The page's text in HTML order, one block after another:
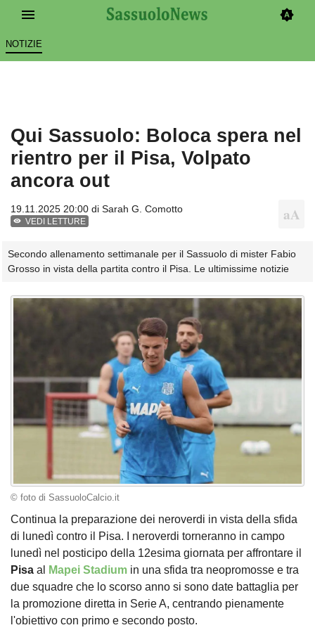
NOTIZIE
Qui Sassuolo: Boloca spera nel
rientro per il Pisa, Volpato
ancora out
19.11.2025 20:00 di Sarah G. Comotto
VEDI LETTURE
Secondo allenamento settimanale per il Sassuolo di mister Fabio
Grosso in vista della partita contro il Pisa. Le ultimissime notizie
© foto di SassuoloCalcio.it
Continua la preparazione dei neroverdi in vista della sfida
di lunedì contro il Pisa. I neroverdi torneranno in campo
lunedì nel posticipo della 12esima giornata per affrontare il
Pisa al Mapei Stadium in una sfida tra neopromosse e tra
due squadre che lo scorso anno si sono date battaglia per
la promozione diretta in Serie A, centrando pienamente
l'obiettivo con primo e secondo posto.